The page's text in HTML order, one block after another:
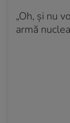
„Oh, și nu
armă